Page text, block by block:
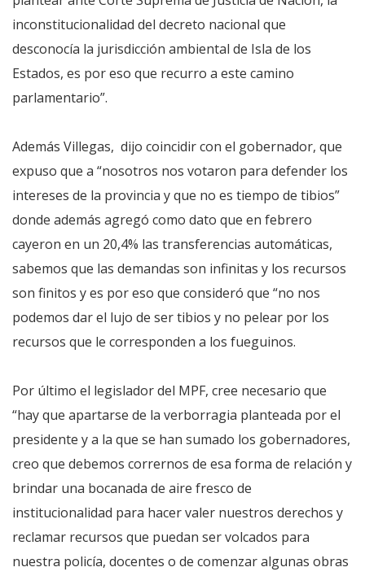
inconstitucionalidad del decreto nacional que
desconocía la jurisdicción ambiental de Isla de los
Estados, es por eso que recurro a este camino
parlamentario”.
Además Villegas, dijo coincidir con el gobernador, que
expuso que a “nosotros nos votaron para defender los
intereses de la provincia y que no es tiempo de tibios”
donde además agregó como dato que en febrero
cayeron en un 20,4% las transferencias automáticas,
sabemos que las demandas son infinitas y los recursos
son finitos y es por eso que consideró que “no nos
podemos dar el lujo de ser tibios y no pelear por los
recursos que le corresponden a los fueguinos.
Por último el legislador del MPF, cree necesario que
“hay que apartarse de la verborragia planteada por el
presidente y a la que se han sumado los gobernadores,
creo que debemos corrernos de esa forma de relación y
brindar una bocanada de aire fresco de
institucionalidad para hacer valer nuestros derechos y
reclamar recursos que puedan ser volcados para
nuestra policía, docentes o de comenzar algunas obras